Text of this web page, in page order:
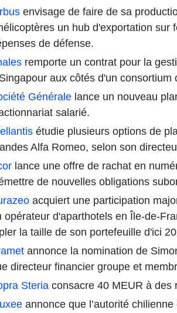
envisage de faire de sa
un hub d'exportation sur
de défense.
remporte un contrat pour la
aux côtés d'un consortium
Généralelance un nouveau
salarié.
étudie plusieurs options de
Alfa Romeo, selon son
lance une offre de rachat en
de nouvelles obligations
acquiert une participation
opérateur d'aparthotels en Île-de-
la taille de son portefeuille d'ici
annonce la nomination de
directeur financier groupe et
Steriaconsacre 40 MEUR à des
annonce que l’autorité